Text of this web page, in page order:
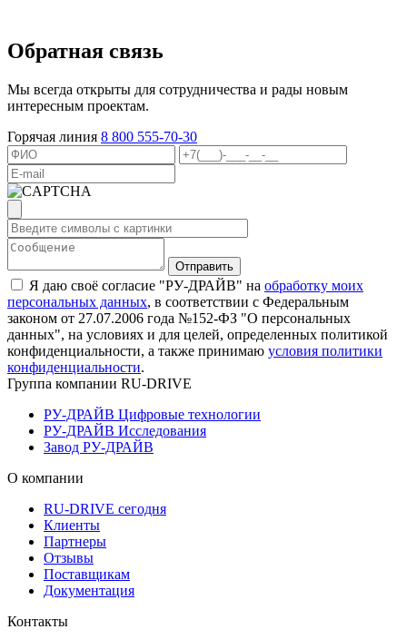
Обратная связь
Мы всегда открыты для сотрудничества и рады новым
интересным проектам.
Горячая линия 8 800 555-70-30
Я даю своё согласие "РУ-ДРАЙВ" на обработку моих
персональных данных, в соответствии с Федеральным
законом от 27.07.2006 года №152-ФЗ "О персональных
данных", на условиях и для целей, определенных политикой
конфиденциальности, а также принимаю условия политики
конфиденциальности.
Группа компании RU-DRIVE
РУ-ДРАЙВ Цифровые технологии
РУ-ДРАЙВ Исследования
Завод РУ-ДРАЙВ
О компании
RU-DRIVE сегодня
Клиенты
Партнеры
Отзывы
Поставщикам
Документация
Контакты